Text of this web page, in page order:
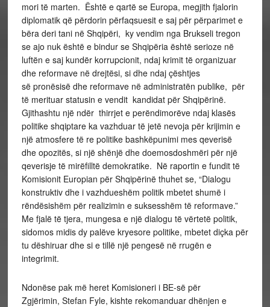
mori të marten. Është e qartë se Europa, megjith fjalorin
diplomatik që përdorin përfaqsuesit e saj për përparimet e
bëra deri tani në Shqipëri, ky vendim nga Brukseli tregon
se ajo nuk është e bindur se Shqipëria është serioze në
luftën e saj kundër korrupcionit, ndaj krimit të organizuar
dhe reformave në drejtësi, si dhe ndaj çështjes
së pronësisë dhe reformave në administratën publike, për
të merituar statusin e vendit kandidat për Shqipërinë.
Gjithashtu një ndër thirrjet e perëndimorëve ndaj klasës
politike shqiptare ka vazhduar të jetë nevoja për krijimin e
një atmosfere të re politike bashkëpunimi mes qeverisë
dhe opozitës, si një shënjë dhe doemosdoshmëri për një
qeverisje të mirëfilltë demokratike. Në raportin e fundit të
Komisionit Europian për Shqipërinë thuhet se, “Dialogu
konstruktiv dhe i vazhdueshëm politik mbetet shumë i
rëndësishëm për realizimin e suksesshëm të reformave.”
Me fjalë të tjera, mungesa e një dialogu të vërtetë politik,
sidomos midis dy palëve kryesore politike, mbetet diçka për
tu dëshiruar dhe si e tillë një pengesë në rrugën e
integrimit.
Ndonëse pak më heret Komisioneri i BE-së për
Zgjërimin, Stefan Fyle, kishte rekomanduar dhënjen e